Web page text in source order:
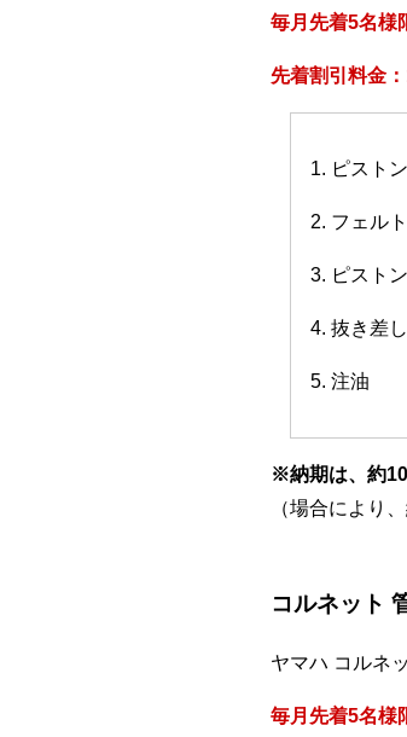
毎月先着5名様
先着割引料金
1. ピスト
2. フェル
3. ピスト
4. 抜き差
5. 注油
※納期は、約10
（場合により
コルネット
ヤマハ コルネ
毎月先着5名様